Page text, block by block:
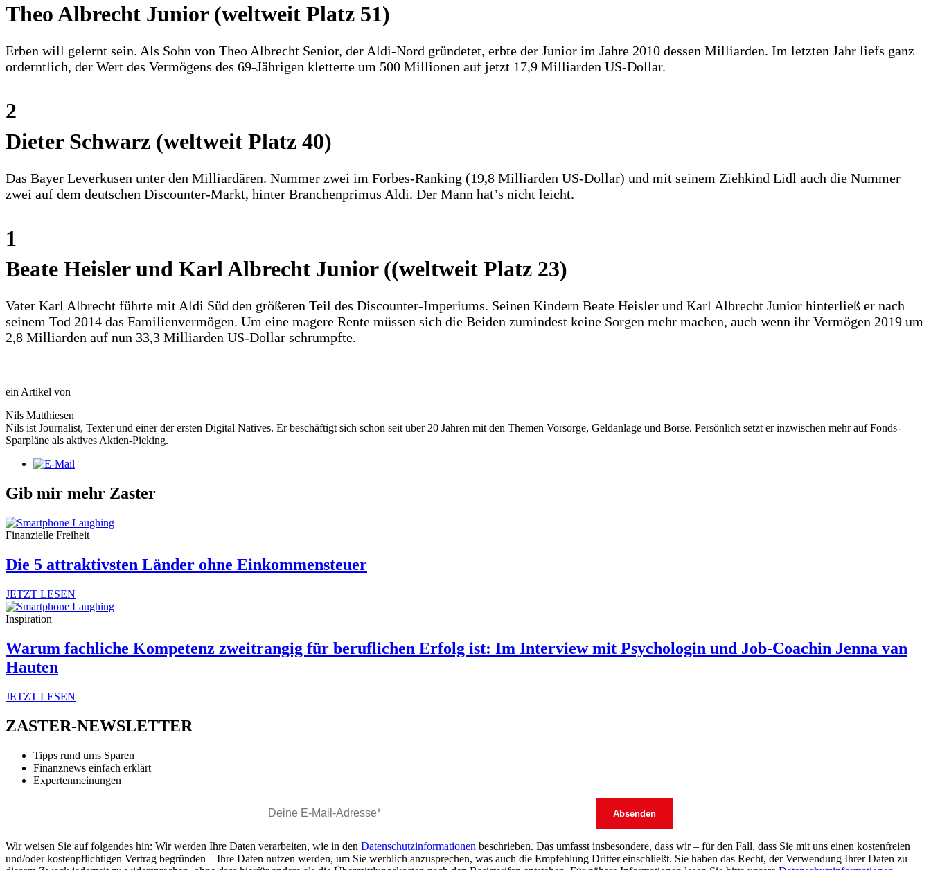
Theo Albrecht Junior (weltweit Platz 51)
Erben will gelernt sein. Als Sohn von Theo Albrecht Senior, der Aldi-Nord gründetet, erbte der Junior im Jahre 2010 dessen Milliarden. Im letzten Jahr liefs ganz
orderntlich, der Wert des Vermögens des 69-Jährigen kletterte um 500 Millionen auf jetzt 17,9 Milliarden US-Dollar.
2
Dieter Schwarz (weltweit Platz 40)
Das Bayer Leverkusen unter den Milliardären. Nummer zwei im Forbes-Ranking (19,8 Milliarden US-Dollar) und mit seinem Ziehkind Lidl auch die Nummer
zwei auf dem deutschen Discounter-Markt, hinter Branchenprimus Aldi. Der Mann hat’s nicht leicht.
1
Beate Heisler und Karl Albrecht Junior ((weltweit Platz 23)
Vater Karl Albrecht führte mit Aldi Süd den größeren Teil des Discounter-Imperiums. Seinen Kindern Beate Heisler und Karl Albrecht Junior hinterließ er nach
seinem Tod 2014 das Familienvermögen. Um eine magere Rente müssen sich die Beiden zumindest keine Sorgen mehr machen, auch wenn ihr Vermögen 2019 um
2,8 Milliarden auf nun 33,3 Milliarden US-Dollar schrumpfte.
ein Artikel von
Nils Matthiesen
Nils ist Journalist, Texter und einer der ersten Digital Natives. Er beschäftigt sich schon seit über 20 Jahren mit den Themen Vorsorge, Geldanlage und Börse. Persönlich setzt er inzwischen mehr auf Fonds-
Sparpläne als aktives Aktien-Picking.
Gib mir mehr Zaster
Finanzielle Freiheit
Die 5 attraktivsten Länder ohne Einkommensteuer
JETZT LESEN
Inspiration
Warum fachliche Kompetenz zweitrangig für beruflichen Erfolg ist: Im Interview mit Psychologin und Job-Coachin Jenna van
Hauten
JETZT LESEN
ZASTER-NEWSLETTER
Tipps rund ums Sparen
Finanznews einfach erklärt
Expertenmeinungen
Wir weisen Sie auf folgendes hin: Wir werden Ihre Daten verarbeiten, wie in den Datenschutzinformationen beschrieben. Das umfasst insbesondere, dass wir – für den Fall, dass Sie mit uns einen kostenfreien
und/oder kostenpflichtigen Vertrag begründen – Ihre Daten nutzen werden, um Sie werblich anzusprechen, was auch die Empfehlung Dritter einschließt. Sie haben das Recht, der Verwendung Ihrer Daten zu